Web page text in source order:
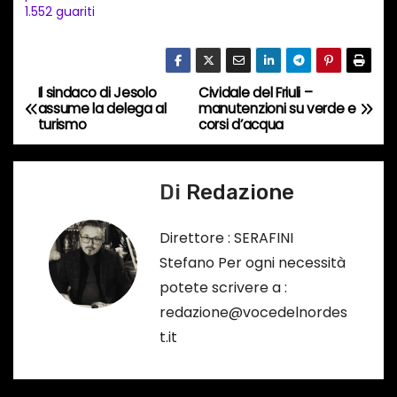
o
c
o
s
1.552 guariti
N
a
Cividale del Friuli –
manutenzioni su verde e
corsi d’acqua
Il sindaco di Jesolo
assume la delega al
turismo
Di Redazione
Direttore : SERAFINI
Stefano Per ogni necessità
potete scrivere a :
redazione@vocedelnordes
t.it